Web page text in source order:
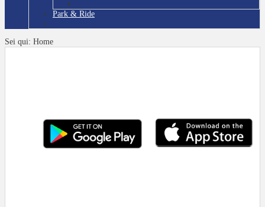
Park & Ride
Sei qui: Home